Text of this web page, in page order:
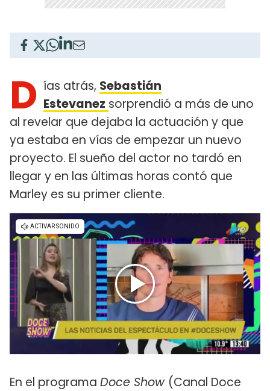
D ías atrás, Sebastián
Estevanez sorprendió a más de uno
al revelar que dejaba la actuación y que
ya estaba en vías de empezar un nuevo
proyecto. El sueño del actor no tardó en
llegar y en las últimas horas contó que
Marley es su primer cliente.
En el programa Doce Show (Canal Doce